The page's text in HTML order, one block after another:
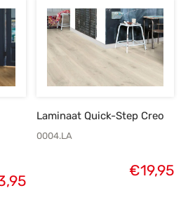
Laminaat Quick-Step Creo
0004.LA
€19,95